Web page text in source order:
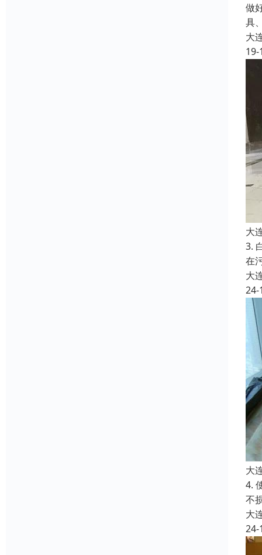
做
具
大
19-
大
3.
在
大
24-
大
4.
不
大
24-